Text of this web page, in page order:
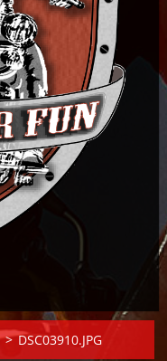
> DSC03910.JPG